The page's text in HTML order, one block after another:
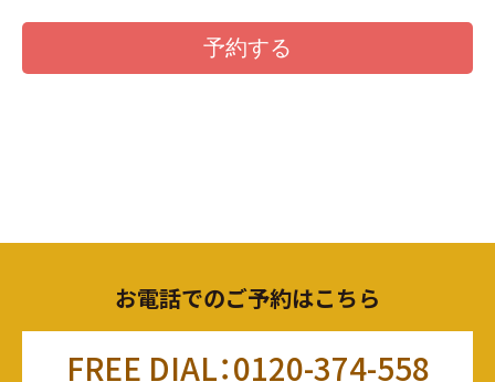
お電話でのご予約はこちら
FREE DIAL：0120-374-558